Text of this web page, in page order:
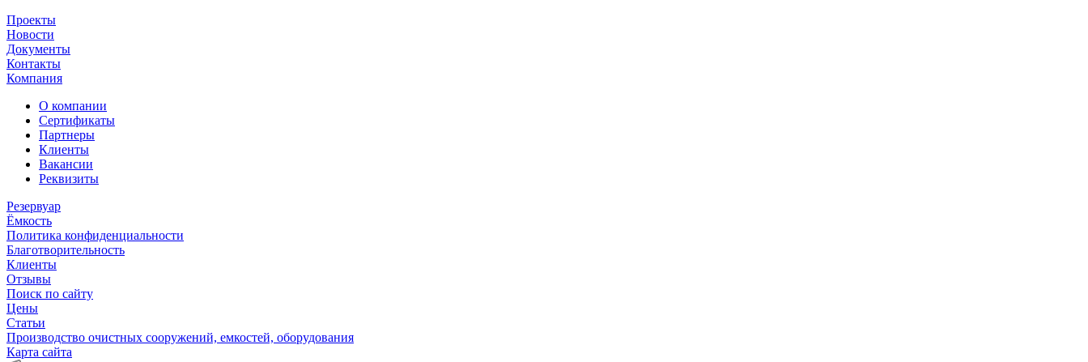
Проекты
Новости
Документы
Контакты
Компания
О компании
Сертификаты
Партнеры
Клиенты
Вакансии
Реквизиты
Резервуар
Ёмкость
Политика конфиденциальности
Благотворительность
Клиенты
Отзывы
Поиск по сайту
Цены
Статьи
Производство очистных сооружений, емкостей, оборудования
Карта сайта